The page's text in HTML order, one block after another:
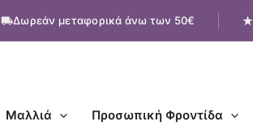
Δωρεάν μεταφορικά άνω των 50€
Μαλλιά Προσωπική Φροντίδα